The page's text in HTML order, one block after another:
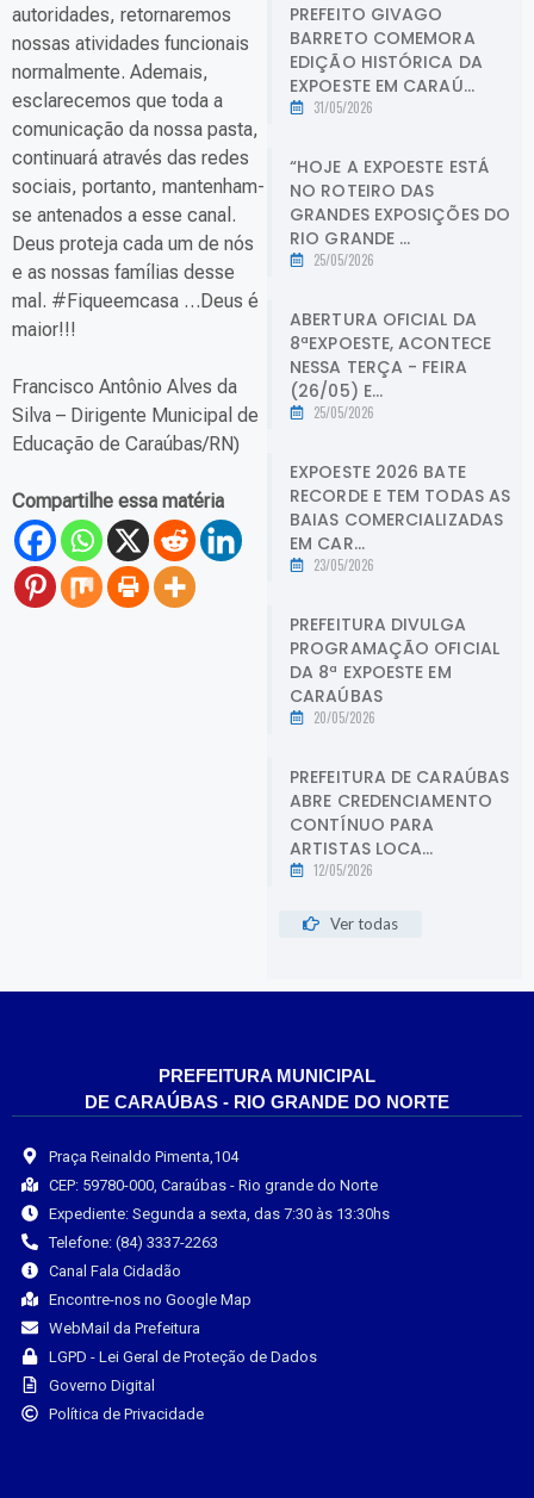
autoridades, retornaremos
nossas atividades funcionais
normalmente. Ademais,
esclarecemos que toda a
comunicação da nossa pasta,
continuará através das redes
sociais, portanto, mantenham-
se antenados a esse canal.
Deus proteja cada um de nós
e as nossas famílias desse
mal. #Fiqueemcasa …Deus é
maior!!!
Francisco Antônio Alves da
Silva – Dirigente Municipal de
Educação de Caraúbas/RN)
Compartilhe essa matéria
PREFEITO GIVAGO
BARRETO COMEMORA
EDIÇÃO HISTÓRICA DA
EXPOESTE EM CARAÚ...
31/05/2026
“HOJE A EXPOESTE ESTÁ
NO ROTEIRO DAS
GRANDES EXPOSIÇÕES DO
RIO GRANDE ...
25/05/2026
ABERTURA OFICIAL DA
8ªEXPOESTE, ACONTECE
NESSA TERÇA - FEIRA
(26/05) E...
25/05/2026
EXPOESTE 2026 BATE
RECORDE E TEM TODAS AS
BAIAS COMERCIALIZADAS
EM CAR...
23/05/2026
PREFEITURA DIVULGA
PROGRAMAÇÃO OFICIAL
DA 8ª EXPOESTE EM
CARAÚBAS
20/05/2026
PREFEITURA DE CARAÚBAS
ABRE CREDENCIAMENTO
CONTÍNUO PARA
ARTISTAS LOCA...
12/05/2026
Ver todas
PREFEITURA MUNICIPAL
DE CARAÚBAS - RIO GRANDE DO NORTE
Praça Reinaldo Pimenta,104
CEP: 59780-000, Caraúbas - Rio grande do Norte
Expediente: Segunda a sexta, das 7:30 às 13:30hs
Telefone: (84) 3337-2263
Canal Fala Cidadão
Encontre-nos no Google Map
WebMail da Prefeitura
LGPD - Lei Geral de Proteção de Dados
Governo Digital
Política de Privacidade